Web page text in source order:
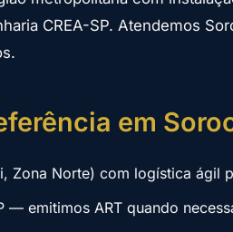
CREA-SP. Atendemos
em
Zona Norte) com logística ágil
— emitimos ART quando